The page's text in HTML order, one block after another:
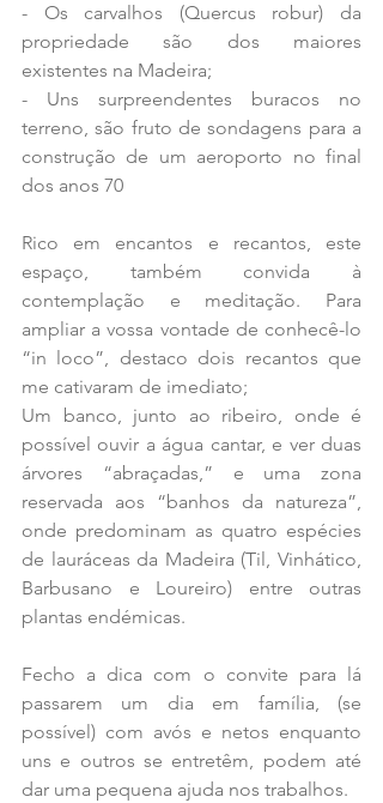
- Os carvalhos (Quercus robur) da
propriedade são dos maiores
existentes na Madeira;
- Uns surpreendentes buracos no
terreno, são fruto de sondagens para a
construção de um aeroporto no final
dos anos 70
Rico em encantos e recantos, este
espaço, também convida à
contemplação e meditação. Para
ampliar a vossa vontade de conhecê-lo
“in loco”, destaco dois recantos que
me cativaram de imediato;
Um banco, junto ao ribeiro, onde é
possível ouvir a água cantar, e ver duas
árvores “abraçadas,” e uma zona
reservada aos “banhos da natureza”,
onde predominam as quatro espécies
de lauráceas da Madeira (Til, Vinhático,
Barbusano e Loureiro) entre outras
plantas endémicas.
Fecho a dica com o convite para lá
passarem um dia em família, (se
possível) com avós e netos enquanto
uns e outros se entretêm, podem até
dar uma pequena ajuda nos trabalhos.